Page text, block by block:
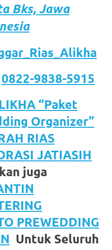
Bks, Jawa
0822-9838-5915
“Paket
Organizer”
RIAS
JATIASIH
juga
PREWEDDING
Untuk Seluruh